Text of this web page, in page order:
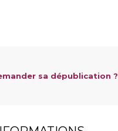
sa dépublication ?